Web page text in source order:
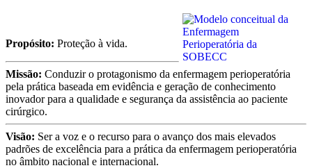
Propósito: Proteção à vida.
Missão: Conduzir o protagonismo da enfermagem perioperatória
pela prática baseada em evidência e geração de conhecimento
inovador para a qualidade e segurança da assistência ao paciente
cirúrgico.
Visão: Ser a voz e o recurso para o avanço dos mais elevados
padrões de excelência para a prática da enfermagem perioperatória
no âmbito nacional e internacional.